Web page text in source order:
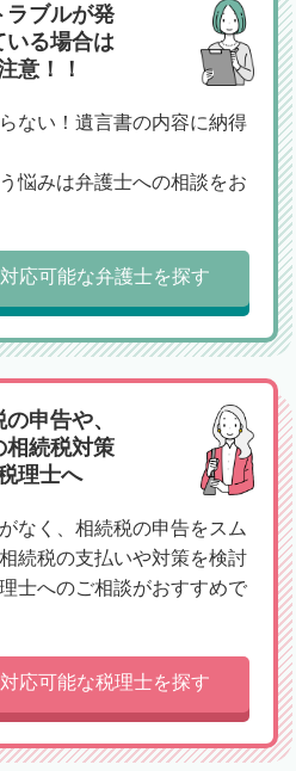
ラブルが発
いる場合は
意！！
ない！遺言書の内容に納得
悩みは弁護士への相談をお
応可能な弁護士を探す
申告や、
相続税対策
理士へ
なく、相続税の申告をスム
続税の支払いや対策を検討
士へのご相談がおすすめで
応可能な税理士を探す